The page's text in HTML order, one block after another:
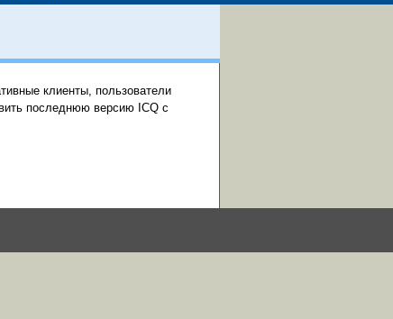
клиенты, пользователи
последнюю версию ICQ с